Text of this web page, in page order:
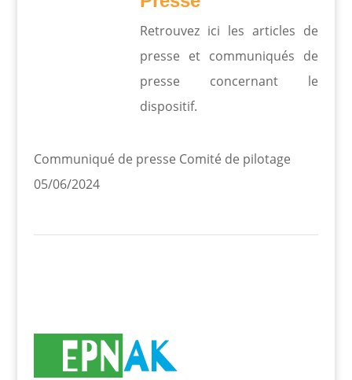
Retrouvez ici les articles de
presse et communiqués de
presse concernant le
dispositif.
Communiqué de presse Comité de pilotage
05/06/2024